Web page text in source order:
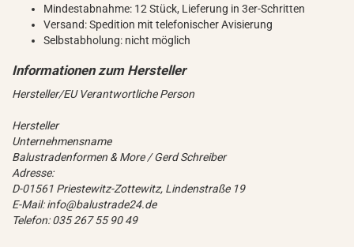
Mindestabnahme: 12 Stück, Lieferung in 3er-Schritten
Versand: Spedition mit telefonischer Avisierung
Selbstabholung: nicht möglich
Hersteller/EU Verantwortliche Person
Hersteller
Unternehmensname
Balustradenformen & More / Gerd Schreiber
Adresse:
D-01561 Priestewitz-Zottewitz, Lindenstraße 19
E-Mail: info@balustrade24.de
Telefon: 035 267 55 90 49